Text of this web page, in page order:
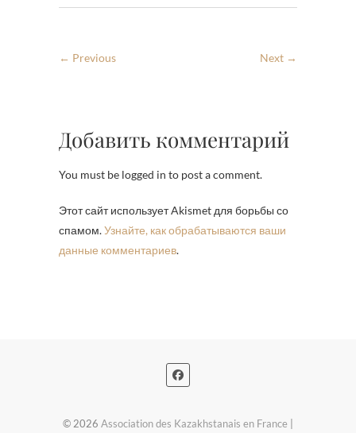
← Previous Next →
Добавить комментарий
You must be logged in to post a comment.
Этот сайт использует Akismet для борьбы со
спамом.Узнайте, как обрабатываются ваши
данные комментариев.
© 2026 Association des Kazakhstanais en France